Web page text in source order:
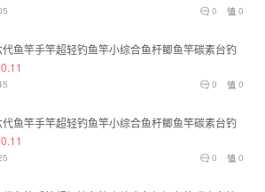
0
0
鱼竿手竿超轻钓鱼竿小综合鱼杆鲫鱼竿碳素台钓
0
0
鱼竿手竿超轻钓鱼竿小综合鱼杆鲫鱼竿碳素台钓
0
0